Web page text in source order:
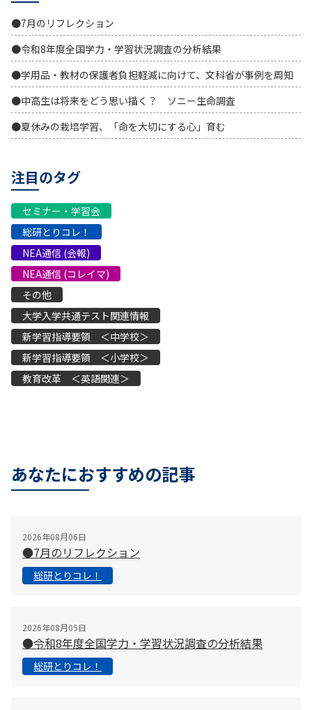
●7月のリフレクション
●令和8年度全国学力・学習状況調査の分析結果
●学用品・教材の保護者負担軽減に向けて、文科省が事例を周知
●中高生は将来をどう思い描く？ ソニー生命調査
●夏休みの栽培学習、「命を大切にする心」育む
注目のタグ
セミナー・学習会
総研とりコレ！
NEA通信 (会報)
NEA通信 (コレイマ)
その他
大学入学共通テスト関連情報
新学習指導要領 ＜中学校＞
新学習指導要領 ＜小学校＞
教育改革 ＜英語関連＞
あなたにおすすめの記事
2026年08月06日
●7月のリフレクション
総研とりコレ！
2026年08月05日
●令和8年度全国学力・学習状況調査の分析結果
総研とりコレ！